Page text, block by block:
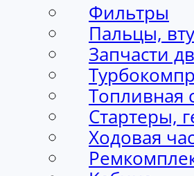
Фильтры
Пальцы,
Запчасти
Топливная
Стартеры,
Ходовая